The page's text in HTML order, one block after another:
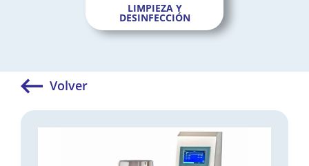
LIMPIEZA Y
DESINFECCIÓN
Volver